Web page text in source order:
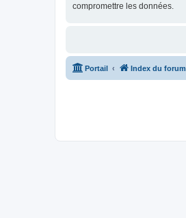
compromettre les données.
Portail Index du forum